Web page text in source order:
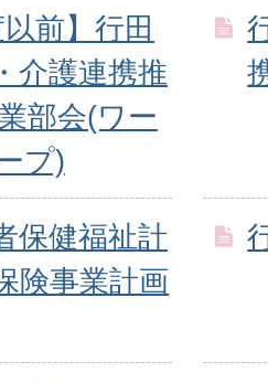
以前】行田
介護連携推
部会(ワー
プ)
保健福祉計
険事業計画